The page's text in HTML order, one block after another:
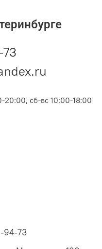
20:00, сб-вс 10:00-18:00
94-73